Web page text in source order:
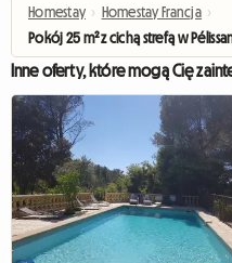
Homestay › Homestay Francja ›
Pokój 25 m² z cichą strefą w
Inne oferty, które mogą Cię